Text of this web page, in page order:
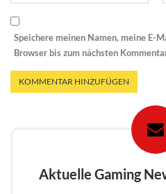
Speichere meinen Namen, meine E-
Browser bis zum nächsten
Aktuelle Gaming